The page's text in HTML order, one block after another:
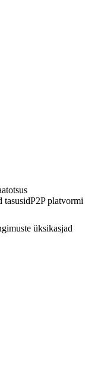
tasusidP2P platvormi
üksikasjad